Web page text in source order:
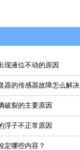
现液位不动的原因
器的传感器故障怎么解决
破裂的主要原因
浮子不正常原因
定哪些内容？